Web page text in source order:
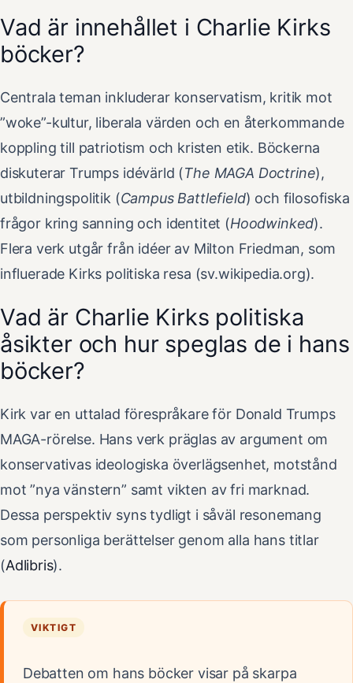
Vad är innehållet i Charlie Kirks
böcker?
Centrala teman inkluderar konservatism, kritik mot
”woke”-kultur, liberala värden och en återkommande
koppling till patriotism och kristen etik. Böckerna
diskuterar Trumps idévärld (The MAGA Doctrine),
utbildningspolitik (Campus Battlefield) och filosofiska
frågor kring sanning och identitet (Hoodwinked).
Flera verk utgår från idéer av Milton Friedman, som
influerade Kirks politiska resa (sv.wikipedia.org).
Vad är Charlie Kirks politiska
åsikter och hur speglas de i hans
böcker?
Kirk var en uttalad förespråkare för Donald Trumps
MAGA-rörelse. Hans verk präglas av argument om
konservativas ideologiska överlägsenhet, motstånd
mot ”nya vänstern” samt vikten av fri marknad.
Dessa perspektiv syns tydligt i såväl resonemang
som personliga berättelser genom alla hans titlar
(Adlibris).
VIKTIGT
Debatten om hans böcker visar på skarpa